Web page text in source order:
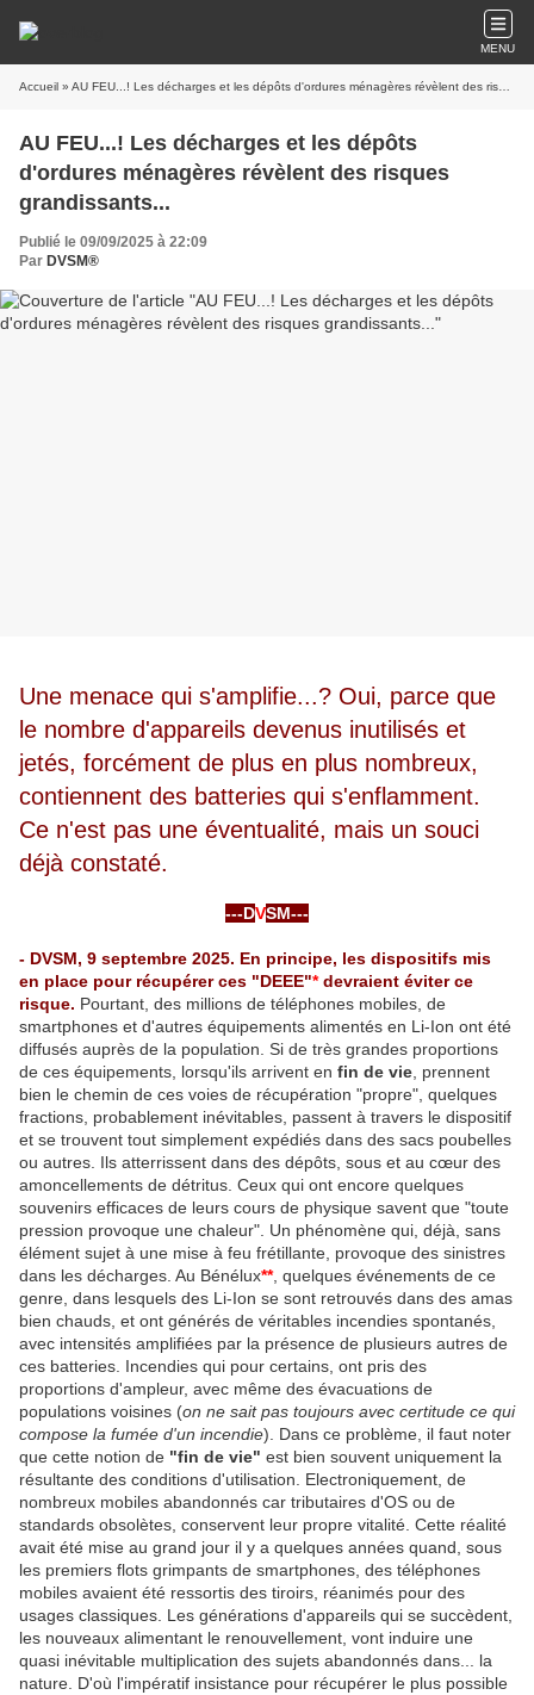
MENU
Accueil » AU FEU...! Les décharges et les dépôts d'ordures ménagères révèlent des risques grandissants...
AU FEU...! Les décharges et les dépôts
d'ordures ménagères révèlent des risques
grandissants...
Publié le 09/09/2025 à 22:09
Par DVSM®
Une menace qui s'amplifie...? Oui, parce que
le nombre d'appareils devenus inutilisés et
jetés, forcément de plus en plus nombreux,
contiennent des batteries qui s'enflamment.
Ce n'est pas une éventualité, mais un souci
déjà constaté.
---DVSM---
- DVSM, 9 septembre 2025. En principe, les dispositifs mis
en place pour récupérer ces "DEEE"*devraient éviter ce
risque. Pourtant, des millions de téléphones mobiles, de
smartphones et d'autres équipements alimentés en Li-Ion ont été
diffusés auprès de la population. Si de très grandes proportions
de ces équipements, lorsqu'ils arrivent en fin de vie , prennent
bien le chemin de ces voies de récupération "propre", quelques
fractions, probablement inévitables, passent à travers le dispositif
et se trouvent tout simplement expédiés dans des sacs poubelles
ou autres. Ils atterrissent dans des dépôts, sous et au cœur des
amoncellements de détritus. Ceux qui ont encore quelques
souvenirs efficaces de leurs cours de physique savent que "toute
pression provoque une chaleur". Un phénomène qui, déjà, sans
élément sujet à une mise à feu frétillante, provoque des sinistres
dans les décharges. Au Bénélux**, quelques événements de ce
genre, dans lesquels des Li-Ion se sont retrouvés dans des amas
bien chauds, et ont générés de véritables incendies spontanés,
avec intensités amplifiées par la présence de plusieurs autres de
ces batteries. Incendies qui pour certains, ont pris des
proportions d'ampleur, avec même des évacuations de
populations voisines (on ne sait pas toujours avec certitude ce qui
compose la fumée d'un incendie). Dans ce problème, il faut noter
que cette notion de "fin de vie" est bien souvent uniquement la
résultante des conditions d'utilisation. Electroniquement, de
nombreux mobiles abandonnés car tributaires d'OS ou de
standards obsolètes, conservent leur propre vitalité. Cette réalité
avait été mise au grand jour il y a quelques années quand, sous
les premiers flots grimpants de smartphones, des téléphones
mobiles avaient été ressortis des tiroirs, réanimés pour des
usages classiques. Les générations d'appareils qui se succèdent,
les nouveaux alimentant le renouvellement, vont induire une
quasi inévitable multiplication des sujets abandonnés dans... la
nature. D'où l'impératif insistance pour récupérer le plus possible